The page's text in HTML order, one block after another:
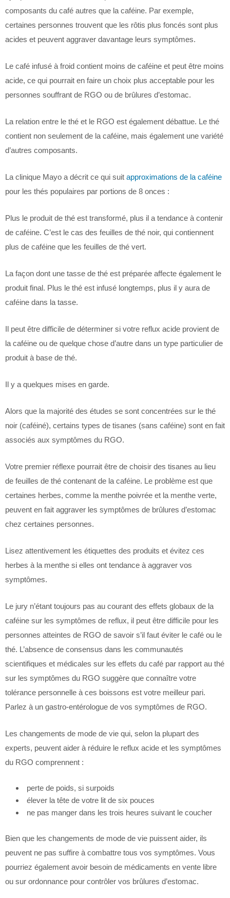
composants du café autres que la caféine. Par exemple,
certaines personnes trouvent que les rôtis plus foncés sont plus
acides et peuvent aggraver davantage leurs symptômes.
Le café infusé à froid contient moins de caféine et peut être moins
acide, ce qui pourrait en faire un choix plus acceptable pour les
personnes souffrant de RGO ou de brûlures d’estomac.
La relation entre le thé et le RGO est également débattue. Le thé
contient non seulement de la caféine, mais également une variété
d’autres composants.
La clinique Mayo a décrit ce qui suit approximations de la caféine
pour les thés populaires par portions de 8 onces :
Plus le produit de thé est transformé, plus il a tendance à contenir
de caféine. C’est le cas des feuilles de thé noir, qui contiennent
plus de caféine que les feuilles de thé vert.
La façon dont une tasse de thé est préparée affecte également le
produit final. Plus le thé est infusé longtemps, plus il y aura de
caféine dans la tasse.
Il peut être difficile de déterminer si votre reflux acide provient de
la caféine ou de quelque chose d’autre dans un type particulier de
produit à base de thé.
Il y a quelques mises en garde.
Alors que la majorité des études se sont concentrées sur le thé
noir (caféiné), certains types de tisanes (sans caféine) sont en fait
associés aux symptômes du RGO.
Votre premier réflexe pourrait être de choisir des tisanes au lieu
de feuilles de thé contenant de la caféine. Le problème est que
certaines herbes, comme la menthe poivrée et la menthe verte,
peuvent en fait aggraver les symptômes de brûlures d’estomac
chez certaines personnes.
Lisez attentivement les étiquettes des produits et évitez ces
herbes à la menthe si elles ont tendance à aggraver vos
symptômes.
Le jury n’étant toujours pas au courant des effets globaux de la
caféine sur les symptômes de reflux, il peut être difficile pour les
personnes atteintes de RGO de savoir s’il faut éviter le café ou le
thé. L’absence de consensus dans les communautés
scientifiques et médicales sur les effets du café par rapport au thé
sur les symptômes du RGO suggère que connaître votre
tolérance personnelle à ces boissons est votre meilleur pari.
Parlez à un gastro-entérologue de vos symptômes de RGO.
Les changements de mode de vie qui, selon la plupart des
experts, peuvent aider à réduire le reflux acide et les symptômes
du RGO comprennent :
perte de poids, si surpoids
élever la tête de votre lit de six pouces
ne pas manger dans les trois heures suivant le coucher
Bien que les changements de mode de vie puissent aider, ils
peuvent ne pas suffire à combattre tous vos symptômes. Vous
pourriez également avoir besoin de médicaments en vente libre
ou sur ordonnance pour contrôler vos brûlures d’estomac.